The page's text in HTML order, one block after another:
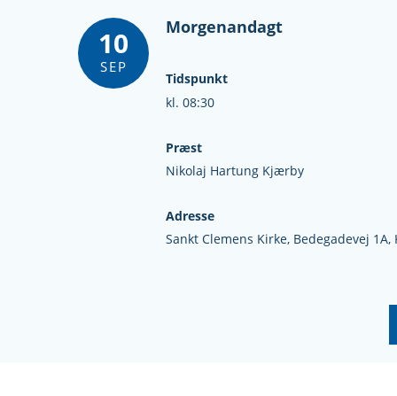
10
SEP
Morgenandagt
Tidspunkt
kl. 08:30
Præst
Nikolaj Hartung Kjærby
Adresse
Sankt Clemens Kirke, Bedegadevej 1A,